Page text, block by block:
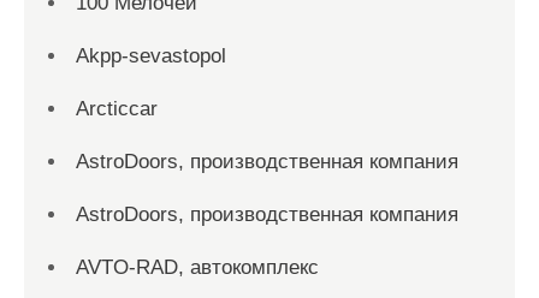
Akpp-sevastopol
Arcticcar
AstroDoors, производственная компания
AstroDoors, производственная компания
AVTO-RAD, автокомплекс